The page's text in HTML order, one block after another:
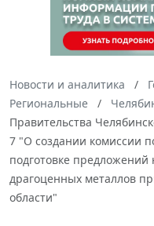
Новости и аналитика
Региональные
Правительства
7 "О создании комиссии
подготовке
драгоценных металлов
области"